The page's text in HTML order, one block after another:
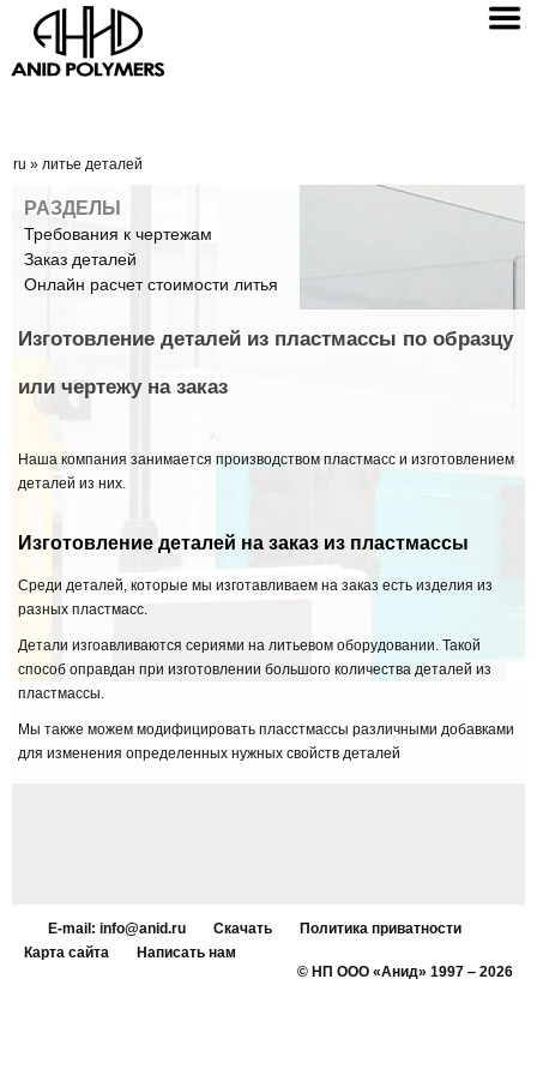
ru » литье деталей
РАЗДЕЛЫ
Требования к чертежам
Заказ деталей
Онлайн расчет стоимости литья
Изготовление деталей из пластмассы по образцу
или чертежу на заказ
Наша компания занимается производством пластмасс и изготовлением
деталей из них.
Изготовление деталей на заказ из пластмассы
Среди деталей, которые мы изготавливаем на заказ есть изделия из
разных пластмасс.
Детали изгоавливаются сериями на литьевом оборудовании. Такой
способ оправдан при изготовлении большого количества деталей из
пластмассы.
Мы также можем модифицировать пласстмассы различными добавками
для изменения определенных нужных свойств деталей
E-mail: info@anid.ru Скачать
Политика приватности
Карта сайта
Написать нам
© НП ООО «Анид» 1997 ‒ 2026